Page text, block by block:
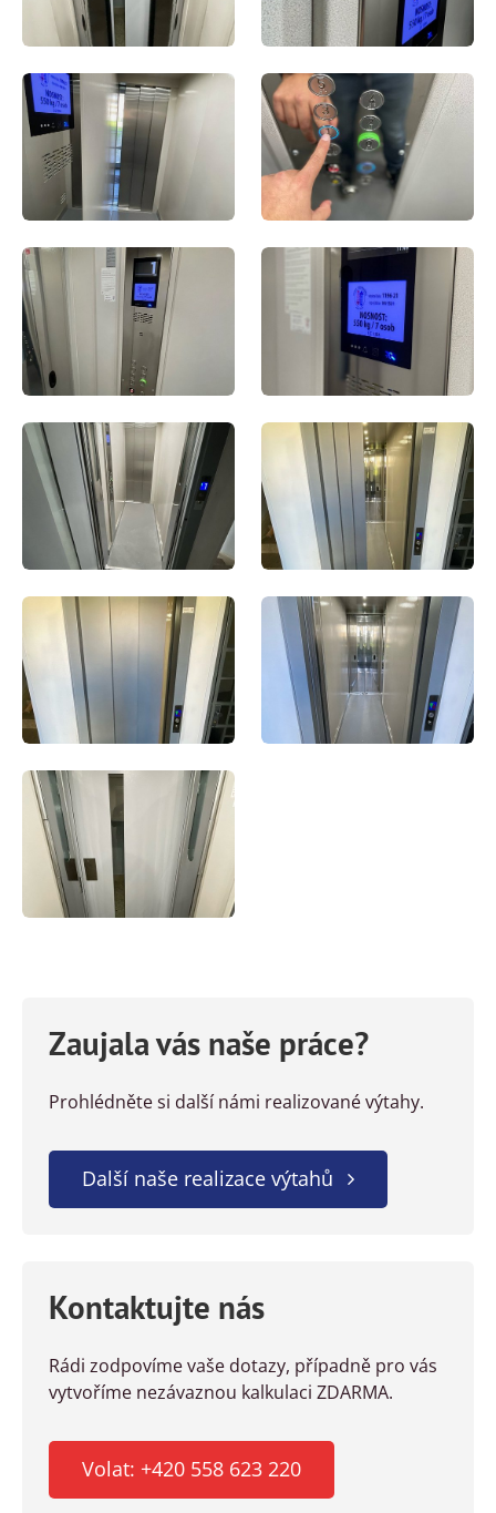
Zaujala vás naše práce?
Prohlédněte si další námi realizované výtahy.
Další naše realizace výtahů
Kontaktujte nás
Rádi zodpovíme vaše dotazy, případně pro vás
vytvoříme nezávaznou kalkulaci ZDARMA.
Volat: +420 558 623 220